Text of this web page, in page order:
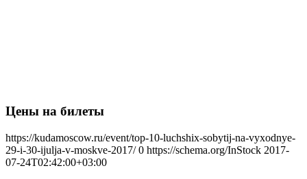
Цены на билеты
https://kudamoscow.ru/event/top-10-luchshix-sobytij-na-vyxodnye-
29-i-30-ijulja-v-moskve-2017/ 0 https://schema.org/InStock 2017-
07-24T02:42:00+03:00